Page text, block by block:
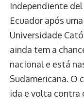
Independiente
Ecuador após
Universidade
ainda tem a
nacional e está
Sudamericana. O
ida e volta contra